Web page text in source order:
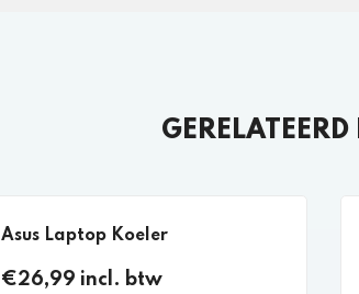
Asus Laptop Koeler
€26,99 incl. btw